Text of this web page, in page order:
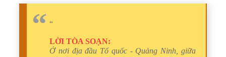
“
LỜI TÒA SOẠN:
Ở nơi địa đầu Tổ quốc - Quảng Ninh, giữa